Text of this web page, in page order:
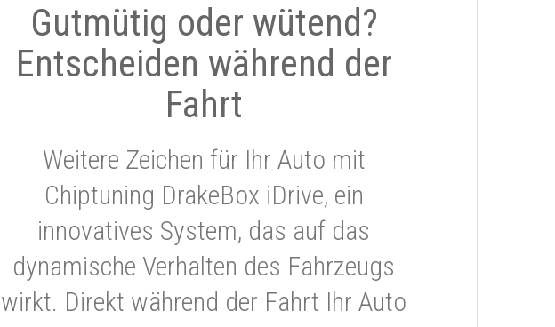
Gutmütig oder wütend?
Entscheiden während der
Fahrt
Weitere Zeichen für Ihr Auto mit
Chiptuning DrakeBox iDrive, ein
innovatives System, das auf das
dynamische Verhalten des Fahrzeugs
wirkt. Direkt während der Fahrt Ihr Auto